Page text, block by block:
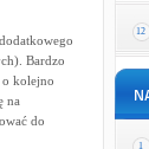
Bardzo
o kolejno
na
do
12
1